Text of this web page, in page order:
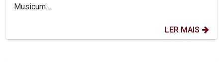
Musicum...
LER MAIS